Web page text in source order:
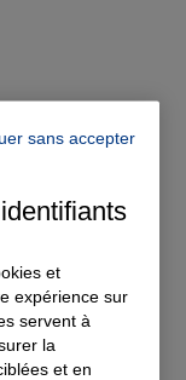
sans accepter
et
expérience sur
servent à
la
et en